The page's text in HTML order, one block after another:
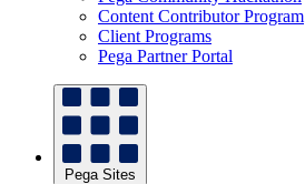
Content Contributor Program
Client Programs
Pega Partner Portal
Pega Sites